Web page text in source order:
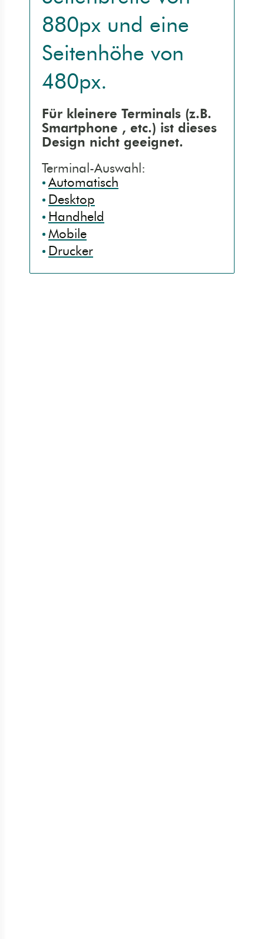
Kontaktseite [3]
Sitemap [4]
Detailsuche [5]
Erklärung [9]
Mobile (Handy)
Barrierefrei (AA)
Druck (Vorschau)
880px und eine
Seitenhöhe von
480px.
Für kleinere Terminals (z.B.
Smartphone , etc.) ist dieses
Design nicht geeignet.
Terminal-Auswahl:
Automatisch
Desktop
Handheld
Mobile
Drucker